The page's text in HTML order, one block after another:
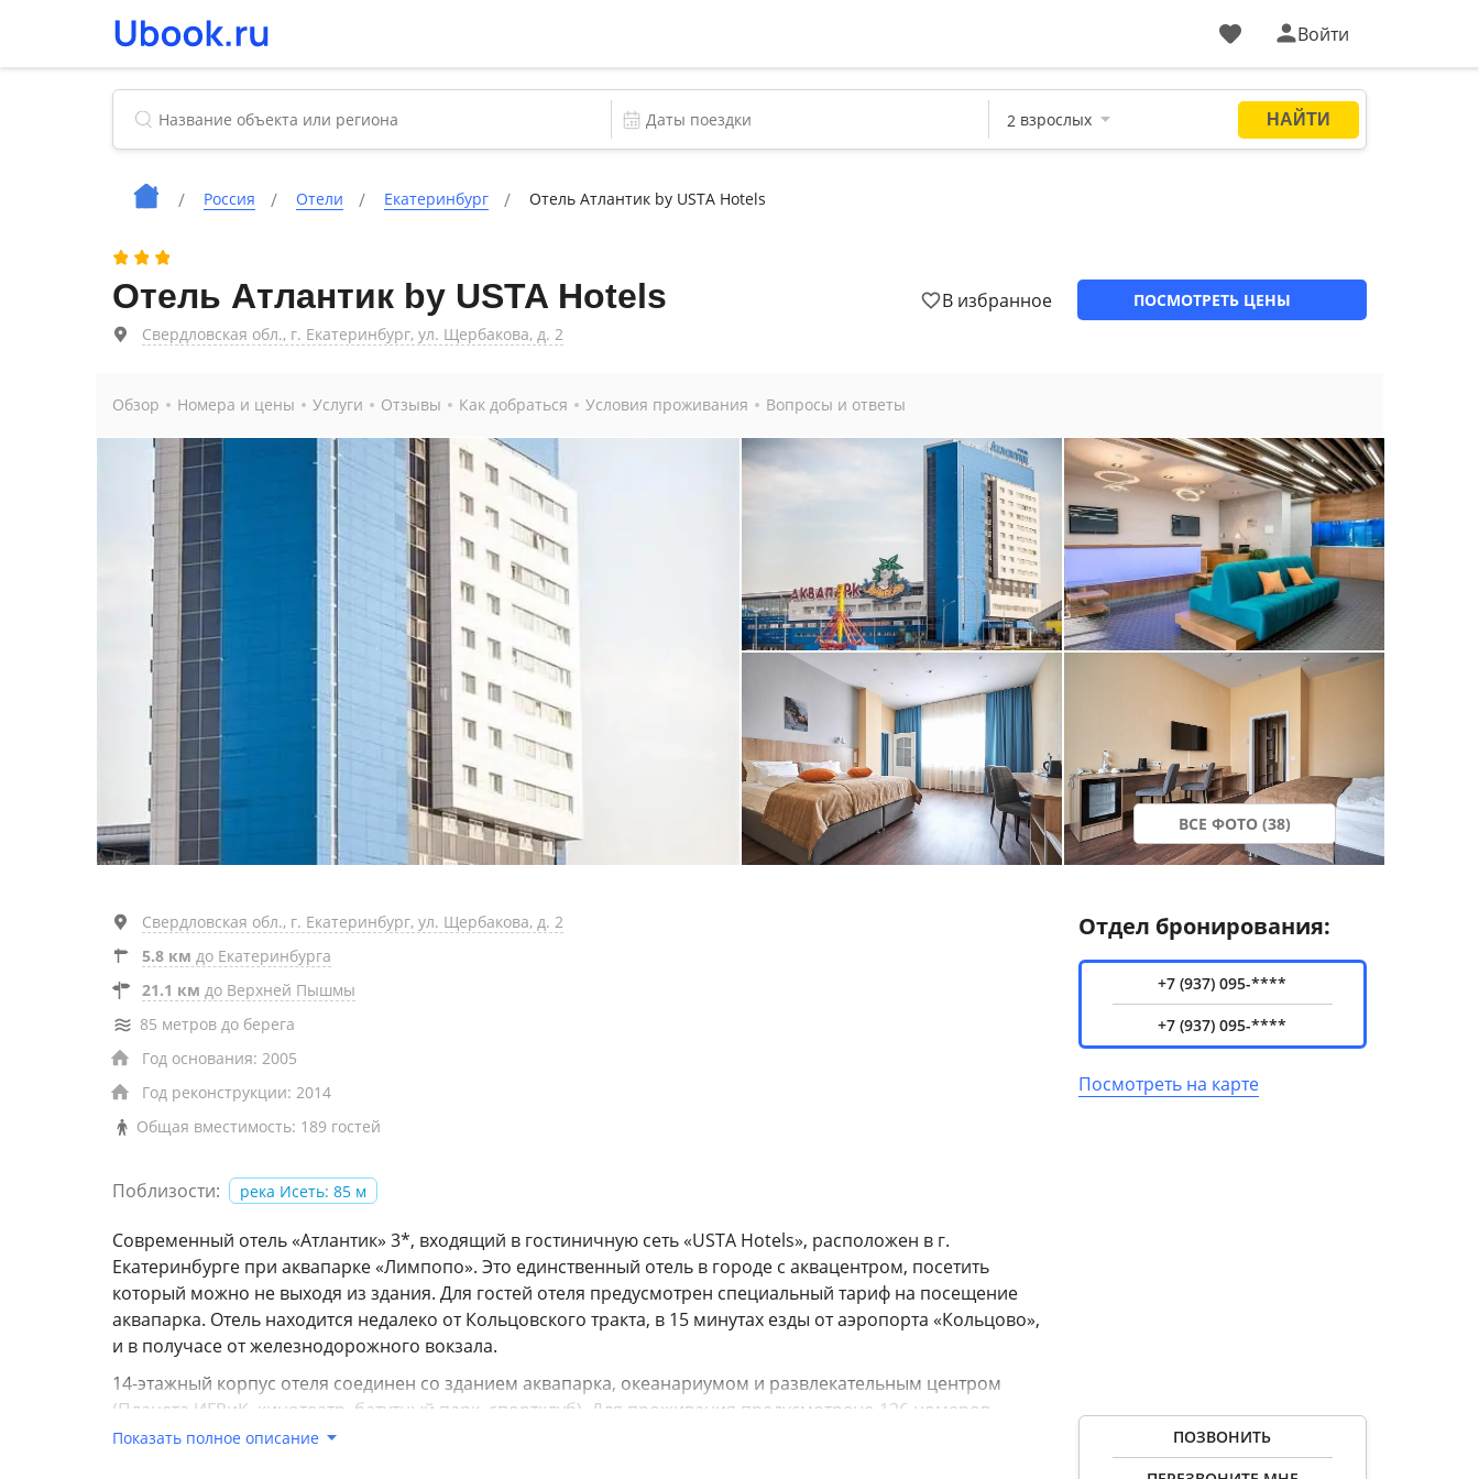
Войти
Россия Отели Екатеринбург Отель Атлантик by USTA Hotels
Отель Атлантик by USTA Hotels
Свердловская обл., г. Екатеринбург, ул. Щербакова, д. 2
В избранное ПОСМОТРЕТЬ ЦЕНЫ
Обзор Номера и цены Услуги Отзывы Как добраться Условия проживания Вопросы и ответы
ВСЕ ФОТО (38)
Свердловская обл., г. Екатеринбург, ул. Щербакова, д. 2
5.8 км до Екатеринбурга
21.1 км до Верхней Пышмы
85 метров до берега
Год основания: 2005
Год реконструкции: 2014
Общая вместимость: 189 гостей
Поблизости: река Исеть: 85 м
Современный отель «Атлантик» 3*, входящий в гостиничную сеть «USTA Hotels», расположен в г.
Екатеринбурге при аквапарке «Лимпопо». Это единственный отель в городе с аквацентром, посетить
который можно не выходя из здания. Для гостей отеля предусмотрен специальный тариф на посещение
аквапарка. Отель находится недалеко от Кольцовского тракта, в 15 минутах езды от аэропорта «Кольцово»,
и в получасе от железнодорожного вокзала.
14-этажный корпус отеля соединен со зданием аквапарка, океанариумом и развлекательным центром
(Планета ИГРиК, кинотеатр, батутный парк, спортклуб). Для проживания предусмотрено 126 номеров
различных категорий, включая семейные с возможностью 4-местного размещения. Все номера оснащены
Показать полное описание
Отдел бронирования:
+7 (937) 095-****
+7 (937) 095-****
Посмотреть на карте
ПОЗВОНИТЬ